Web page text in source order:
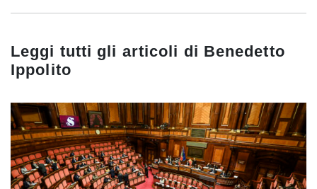
Leggi tutti gli articoli di Benedetto
Ippolito